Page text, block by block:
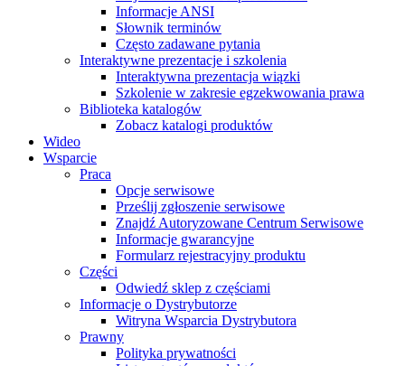
Informacje ANSI
Słownik terminów
Często zadawane pytania
Interaktywne prezentacje i szkolenia
Interaktywna prezentacja wiązki
Szkolenie w zakresie egzekwowania prawa
Biblioteka katalogów
Zobacz katalogi produktów
Wideo
Wsparcie
Praca
Opcje serwisowe
Prześlij zgłoszenie serwisowe
Znajdź Autoryzowane Centrum Serwisowe
Informacje gwarancyjne
Formularz rejestracyjny produktu
Części
Odwiedź sklep z częściami
Informacje o Dystrybutorze
Witryna Wsparcia Dystrybutora
Prawny
Polityka prywatności